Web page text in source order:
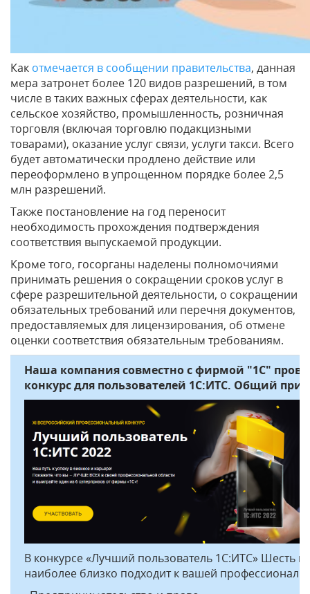
Как отмечается в сообщении правительства, данная
мера затронет более 120 видов разрешений, в том
числе в таких важных сферах деятельности, как
сельское хозяйство, промышленность, розничная
торговля (включая торговлю подакцизными
товарами), оказание услуг связи, услуги такси. Всего
будет автоматически продлено действие или
переоформлено в упрощенном порядке более 2,5
млн разрешений.
Также постановление на год переносит
необходимость прохождения подтверждения
соответствия выпускаемой продукции.
Кроме того, госорганы наделены полномочиями
принимать решения о сокращении сроков услуг в
сфере разрешительной деятельности, о сокращении
обязательных требований или перечня документов,
предоставляемых для лицензирования, об отмене
оценки соответствия обязательным требованиям.
Наша компания совместно с фирмой "1С"
конкурс для пользователей 1С:ИТС. Общий
В конкурсе «Лучший пользователь 1С:ИТС» Шесть
наиболее близко подходит к вашей